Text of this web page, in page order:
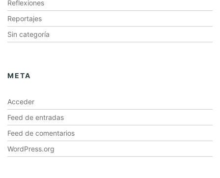
Reflexiones
Reportajes
Sin categoría
META
Acceder
Feed de entradas
Feed de comentarios
WordPress.org